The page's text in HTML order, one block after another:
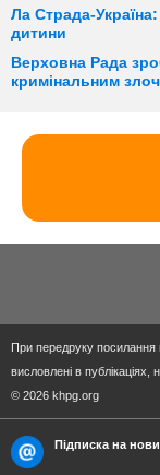
Ла Страда-
дитини
Верховна Рада
кримінальним
При передруку посилання
висловлені в
© 2026 khpg.org
Підписка на